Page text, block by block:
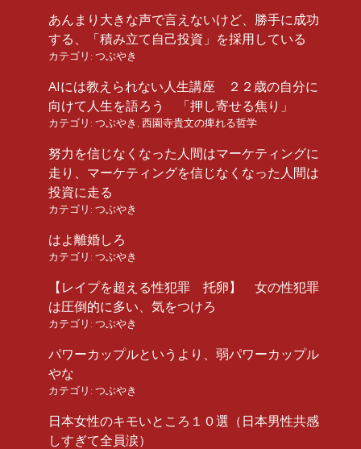
あんまり大きな声で言えないけど、勝手に成功
する、「積み立て自己投資」を採用している
カテゴリ: つぶやき
AIには教えられない人生講座 ２２歳の自分に
向けて人生を語ろう 「押し寄せる焦り」
カテゴリ: つぶやき , 西園寺貴文の痺れる哲学
努力を信じなくなった人間はマーケティングに
走り、マーケティングを信じなくなった人間は
投資に走る
カテゴリ: つぶやき
はよ離婚しろ
カテゴリ: つぶやき
【レイプを超える性犯罪 托卵】 女の性犯罪
は圧倒的に多い、気をつけろ
カテゴリ: つぶやき
パワーカップルというより、弱パワーカップル
やな
カテゴリ: つぶやき
日本女性のキモいところ１０選（日本男性共感
しすぎて全員涙）